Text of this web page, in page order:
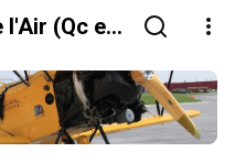
l'Air (Qc et
Ottawa